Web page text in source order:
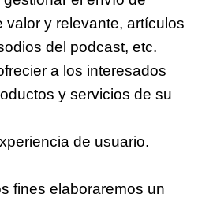
valor y relevante, artículos
del podcast, etc.
a los interesados
y servicios de su
de usuario.
fines elaboraremos un